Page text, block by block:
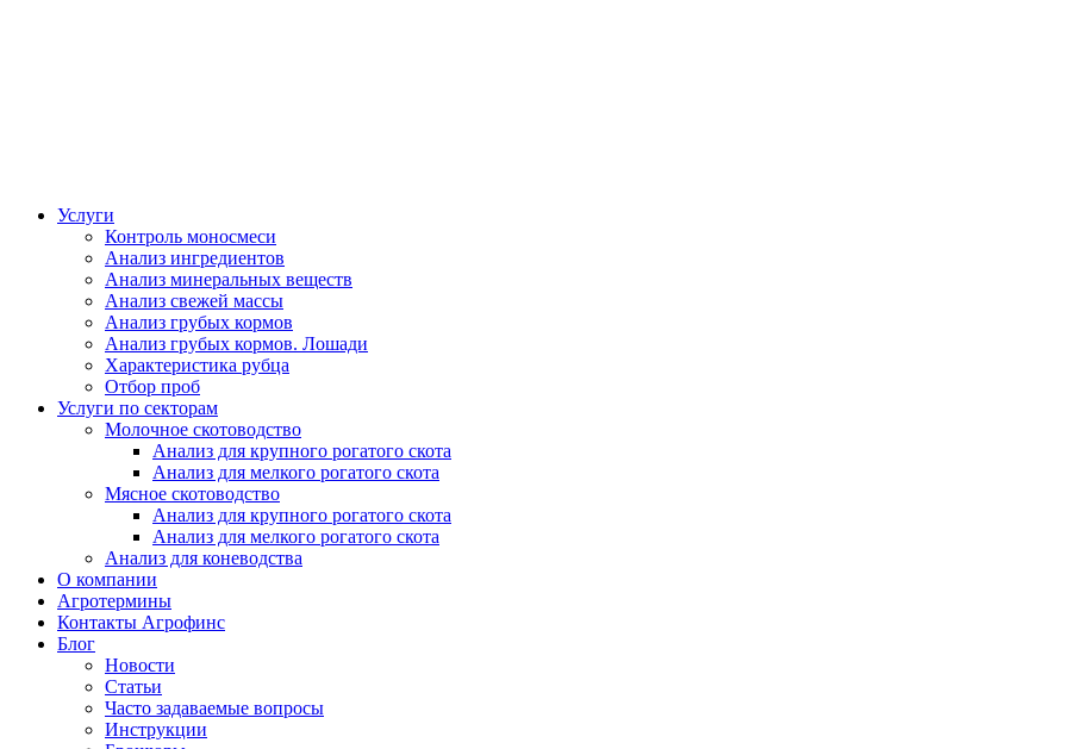
Услуги
Контроль моносмеси
Анализ ингредиентов
Анализ минеральных веществ
Анализ свежей массы
Анализ грубых кормов
Анализ грубых кормов. Лошади
Характеристика рубца
Отбор проб
Услуги по секторам
Молочное скотоводство
Анализ для крупного рогатого скота
Анализ для мелкого рогатого скота
Мясное скотоводство
Анализ для крупного рогатого скота
Анализ для мелкого рогатого скота
Анализ для коневодства
О компании
Агротермины
Контакты Агрофинс
Блог
Новости
Статьи
Часто задаваемые вопросы
Инструкции